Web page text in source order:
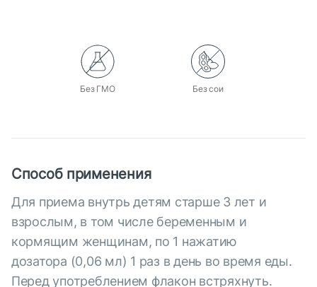
Без ГМО Без сои
Способ применения
Для приема внутрь детям старше 3 лет и
взрослым, в том числе беременным и
кормящим женщинам, по 1 нажатию
дозатора (0,06 мл) 1 раз в день во время еды.
Перед употреблением флакон встряхнуть.